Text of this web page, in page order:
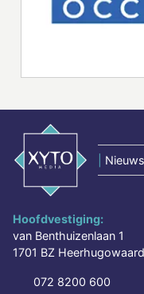
Hoofdvestiging:
van Benthuizenlaan 1
1701 BZ Heerhugowaard
072 8200 600